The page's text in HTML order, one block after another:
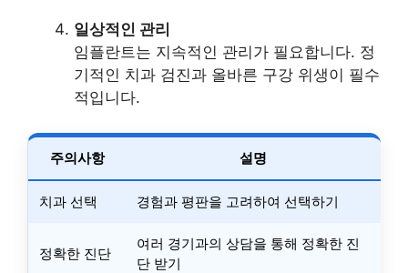
일상적인 관리
임플란트는 지속적인 관리가 필요합니다. 정
기적인 치과 검진과 올바른 구강 위생이 필수
적입니다.
주의사항 설명
치과 선택 경험과 평판을 고려하여 선택하기
정확한 진단
여러 경기과의 상담을 통해 정확한 진
단 받기